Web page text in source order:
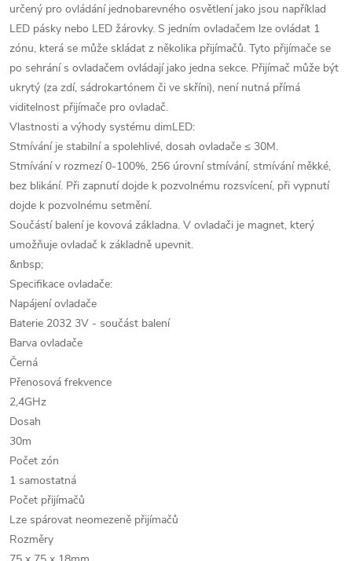
určený pro ovládání jednobarevného osvětlení jako jsou například
LED pásky nebo LED žárovky. S jedním ovladačem lze ovládat 1
zónu, která se může skládat z několika přijímačů. Tyto přijímače se
po sehrání s ovladačem ovládají jako jedna sekce. Přijímač může být
ukrytý (za zdí, sádrokartónem či ve skříni), není nutná přímá
viditelnost přijímače pro ovladač.
Vlastnosti a výhody systému dimLED:
Stmívání je stabilní a spolehlivé, dosah ovladače ≤ 30M.
Stmívání v rozmezí 0-100%, 256 úrovní stmívání, stmívání měkké,
bez blikání. Při zapnutí dojde k pozvolnému rozsvícení, při vypnutí
dojde k pozvolnému setmění.
Součástí balení je kovová základna. V ovladači je magnet, který
umožňuje ovladač k základně upevnit.
&nbsp;
Specifikace ovladače:
Napájení ovladače
Baterie 2032 3V - součást balení
Barva ovladače
Černá
Přenosová frekvence
2,4GHz
Dosah
30m
Počet zón
1 samostatná
Počet přijímačů
Lze spárovat neomezeně přijímačů
Rozměry